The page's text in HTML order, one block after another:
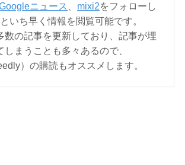
ニュース mixi2をフォローし
いち早く情報を閲覧可能です。
数の記事を更新しており、記事が埋
しまうことも多々あるので、
）の購読もオススメします。